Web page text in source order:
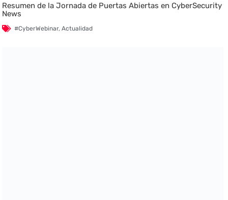
Resumen de la Jornada de Puertas Abiertas en CyberSecurity
News
#CyberWebinar,Actualidad